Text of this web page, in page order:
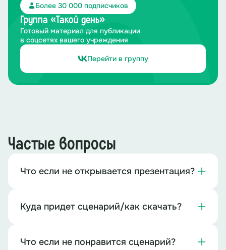
Более 30 000 подписчиков
Группа «Такой день»
Готовый материал для публикации
в соцсетях вашего учреждения
Перейти в группу
Частые вопросы
Что если не открывается презентация?
Куда придет сценарий/как скачать?
Что если не понравится сценарий?